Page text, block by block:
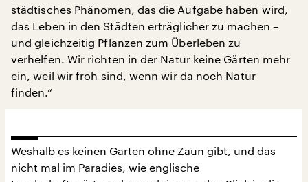
städtisches Phänomen, das die Aufgabe haben wird,
das Leben in den Städten erträglicher zu machen –
und gleichzeitig Pflanzen zum Überleben zu
verhelfen. Wir richten in der Natur keine Gärten mehr
ein, weil wir froh sind, wenn wir da noch Natur
finden.“
Weshalb es keinen Garten ohne Zaun gibt, und das
nicht mal im Paradies, wie englische